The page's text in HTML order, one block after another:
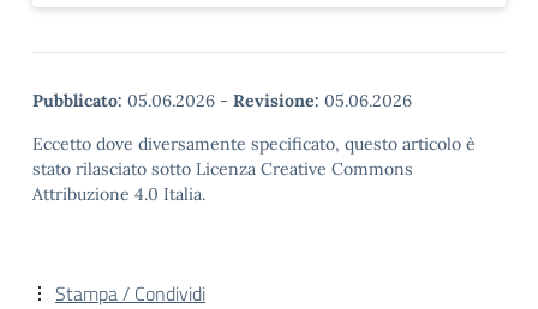
Pubblicato: 05.06.2026 - Revisione: 05.06.2026
Eccetto dove diversamente specificato, questo articolo è
stato rilasciato sotto Licenza Creative Commons
Attribuzione 4.0 Italia.
Stampa / Condividi